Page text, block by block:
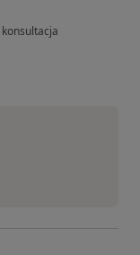
konsultacja